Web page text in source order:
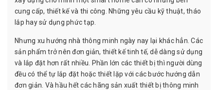
cung cấp, thiết kế và thi công. Những yêu cầu kỹ thuật, tháo
lắp hay sử dụng phức tạp.
Nhưng xu hướng nhà thông minh ngày nay lại khác hẳn. Các
sản phẩm trở nên đơn giản, thiết kế tinh tế, dễ dàng sử dụng
và lắp đặt hơn rất nhiều. Phần lớn các thiết bị thì người dùng
đều có thể tự lắp đặt hoặc thiết lặp với các bước hướng dẫn
đơn giản. Và hầu hết các hãng sản xuất thiết bị thông minh